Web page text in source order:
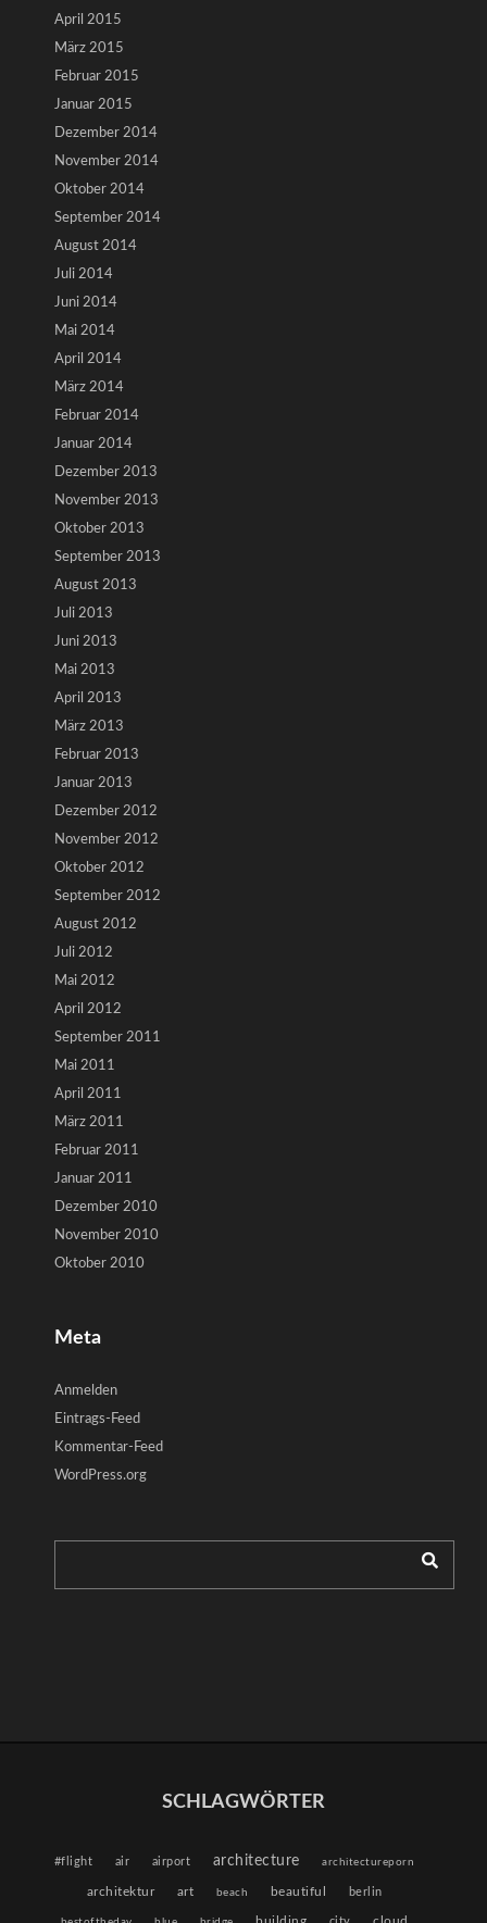
April 2015
März 2015
Februar 2015
Januar 2015
Dezember 2014
November 2014
Oktober 2014
September 2014
August 2014
Juli 2014
Juni 2014
Mai 2014
April 2014
März 2014
Februar 2014
Januar 2014
Dezember 2013
November 2013
Oktober 2013
September 2013
August 2013
Juli 2013
Juni 2013
Mai 2013
April 2013
März 2013
Februar 2013
Januar 2013
Dezember 2012
November 2012
Oktober 2012
September 2012
August 2012
Juli 2012
Mai 2012
April 2012
September 2011
Mai 2011
April 2011
März 2011
Februar 2011
Januar 2011
Dezember 2010
November 2010
Oktober 2010
Meta
Anmelden
Eintrags-Feed
Kommentar-Feed
WordPress.org
SCHLAGWÖRTER
#flight air airport architecture architectureporn
architektur art beach beautiful berlin